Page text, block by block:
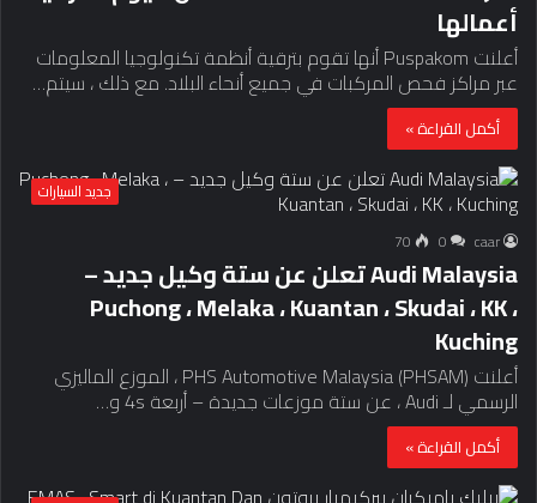
أعمالها
أعلنت Puspakom أنها تقوم بترقية أنظمة تكنولوجيا المعلومات
عبر مراكز فحص المركبات في جميع أنحاء البلاد. مع ذلك ، سيتم…
أكمل القراءة »
جديد السيارات
caar
0
70
Audi Malaysia تعلن عن ستة وكيل جديد –
Puchong ، Melaka ، Kuantan ، Skudai ، KK ،
Kuching
أعلنت PHS Automotive Malaysia (PHSAM) ، الموزع الماليزي
الرسمي لـ Audi ، عن ستة موزعات جديدة – أربعة 4s و…
أكمل القراءة »